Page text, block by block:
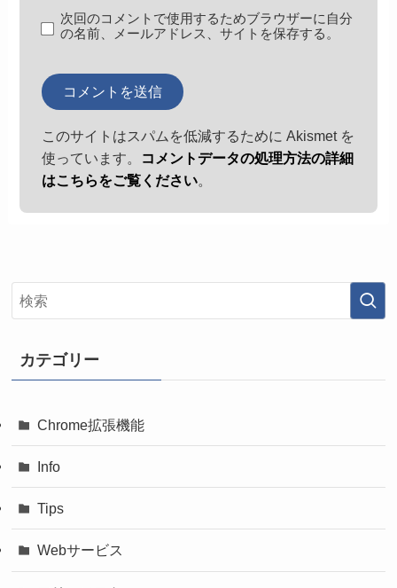
次回のコメントで使用するためブラウザーに自分
の名前、メールアドレス、サイトを保存する。
このサイトはスパムを低減するために Akismet を
使っています。
コメントデータの処理方法の詳細
はこちらをご覧ください。
カテゴリー
Chrome拡張機能
Info
Tips
Webサービス